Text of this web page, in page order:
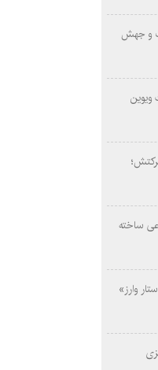
و جهش
ویوین
ساخته
وارز»